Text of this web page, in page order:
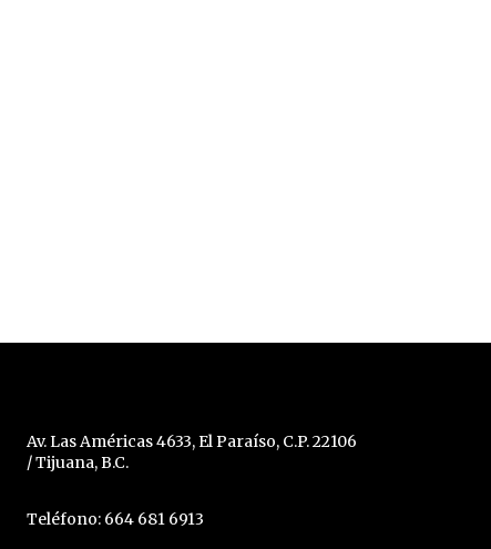
Av. Las Américas 4633, El Paraíso, C.P. 22106
/ Tijuana, B.C.
Teléfono: 664 681 6913